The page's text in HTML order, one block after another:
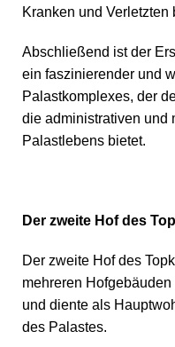
Kranken und Verletzten
Abschließend ist der
ein faszinierender und
Palastkomplexes, der
die administrativen und
Palastlebens bietet.
Der zweite Hof des
Der zweite Hof des
mehreren
und diente als
des Palastes.